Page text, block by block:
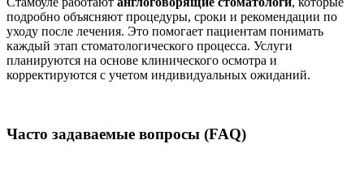
подробно объясняют процедуры, сроки и рекомендации по
уходу после лечения. Это помогает пациентам понимать
каждый этап стоматологического процесса. Услуги
планируются на основе клинического осмотра и
корректируются с учетом индивидуальных ожиданий.
Часто задаваемые вопросы (FAQ)